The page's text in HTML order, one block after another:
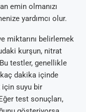
emin olmanızı
yardımcı olur.
miktarını belirlemek
kurşun, nitrat
testler, genellikle
dakika içinde
için suyu bir
test sonuçları,